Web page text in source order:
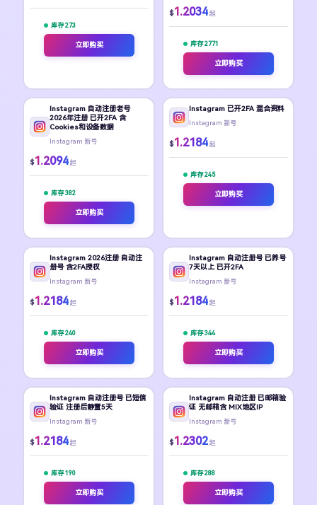
库存 273
立即购买
$1.2034 起
库存 2771
立即购买
Instagram 自动注册老号
2026年注册 已开2FA 含
Cookies和设备数据
Instagram 新号
$1.2094 起
库存 382
立即购买
Instagram 已开2FA 混合资料
Instagram 新号
$1.2184 起
库存 245
立即购买
Instagram 2026注册 自动注
册号 含2FA授权
Instagram 新号
$1.2184 起
库存 240
立即购买
Instagram 自动注册号 已养号
7天以上 已开2FA
Instagram 新号
$1.2184 起
库存 344
立即购买
Instagram 自动注册号 已短信
验证 注册后静置5天
Instagram 新号
$1.2184 起
库存 190
立即购买
Instagram 自动注册 已邮箱验
证 无邮箱含 MIX地区IP
Instagram 新号
$1.2302 起
库存 288
立即购买